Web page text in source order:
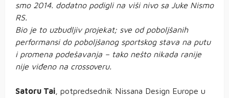
smo 2014. dodatno podigli na viši nivo sa Juke Nismo
RS.
Bio je to uzbudljiv projekat; sve od poboljšanih
performansi do poboljšanog sportskog stava na putu
i promena podešavanja – tako nešto nikada ranije
nije viđeno na crossoveru.
Satoru Tai , potpredsednik Nissana Design Europe u